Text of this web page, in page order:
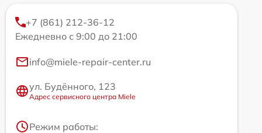
+7 (861) 212-36-12
Ежедневно с 9:00 до 21:00
info@miele-repair-center.ru
ул. Будённого, 123
Адрес сервисного центра Miele
Режим работы: